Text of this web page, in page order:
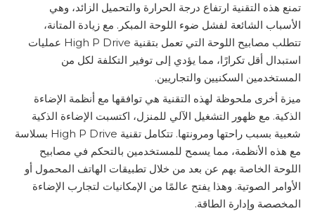
تمنع هذه التقنية ارتفاع درجة الحرارة والتحميل الزائد، وهي
الأسباب الشائعة لفشل ضوء اللوحة المبكر. مع زيادة المتانة،
تتطلب مصابيح اللوحة التي تعمل بتقنية High P Drive عمليات
استبدال أقل تكرارًا، مما يؤدي إلى توفير التكلفة لكل من
المستخدمين السكنيين والتجاريين.
ميزة أخرى ملحوظة لهذه التقنية هي توافقها مع أنظمة الإضاءة
الذكية. مع ظهور التشغيل الآلي للمنزل، اكتسبت الإضاءة الذكية
شعبية بسبب راحتها ومرونتها. تتكامل تقنية High P Drive بسلاسة
مع هذه الأنظمة، مما يسمح للمستخدمين بالتحكم في مصابيح
اللوحة الخاصة بهم عن بعد من خلال تطبيقات الهاتف المحمول أو
الأوامر الصوتية. وهذا يفتح عالمًا من الإمكانيات لتجارب الإضاءة
المخصصة وإدارة الطاقة.